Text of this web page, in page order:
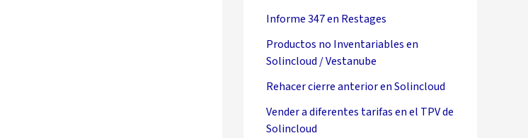
Informe 347 en Restages
Productos no Inventariables en
Solincloud / Vestanube
Rehacer cierre anterior en Solincloud
Vender a diferentes tarifas en el TPV de
Solincloud